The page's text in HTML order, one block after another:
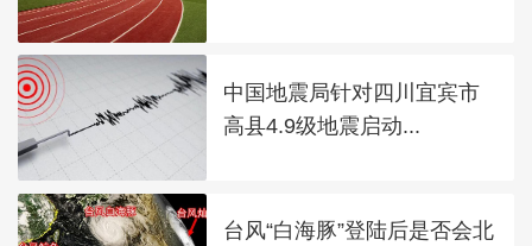
中国地震局针对四川宜宾市
高县4.9级地震启动...
台风“白海豚”登陆后是否会北